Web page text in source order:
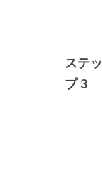
ステッ
プ 3